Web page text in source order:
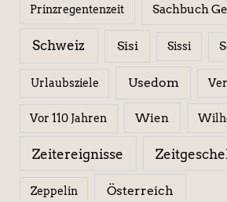
Prinzregentenzeit Sachbuch
Schweiz Sisi Sissi
Urlaubsziele Usedom
Vor 110 Jahren Wien
Zeitereignisse
Zeppelin Österreich